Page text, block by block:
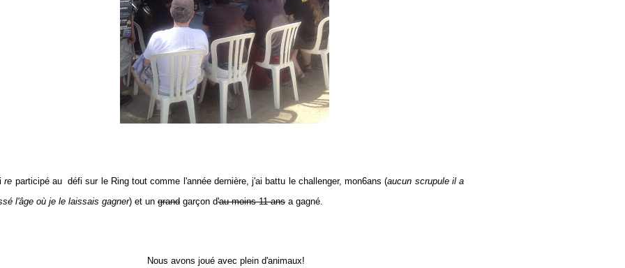
re participé au défi sur le Ring tout comme l'année dernière, j'ai battu le challenger, mon6ans (aucun scrupule il a
l'âge où je le laissais gagner) et un grand garçon d'au moins 11 ans a gagné.
Nous avons joué avec plein d'animaux!